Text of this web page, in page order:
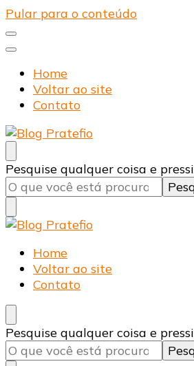
Pular para o conteúdo
Home
Voltar ao site
Contato
Blog Pratefio
Arames e Telas de Qualidade
Procurando
algo?
Pesquise qualquer coisa e
Blog Pratefio
Arames e Telas de Qualidade
Home
Voltar ao site
Contato
Procurando
algo?
Pesquise qualquer coisa e